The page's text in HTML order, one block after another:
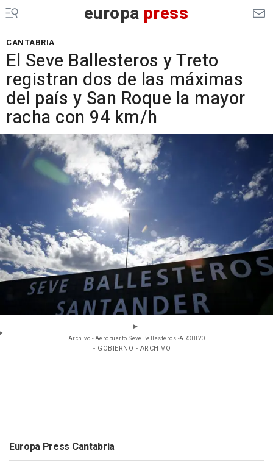
europa press
CANTABRIA
El Seve Ballesteros y Treto
registran dos de las máximas
del país y San Roque la mayor
racha con 94 km/h
Archivo - Aeropuerto Seve Ballesteros.-ARCHIVO
- GOBIERNO - ARCHIVO
Europa Press Cantabria